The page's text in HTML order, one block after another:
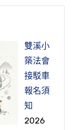
雙溪小
築法會
接駁車
報名須
知
2026